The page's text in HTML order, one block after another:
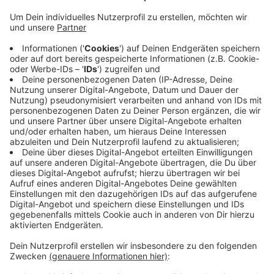
Anzeige
Grund für die Auszeichnung ist nach Meinung des
Inhabers unter anderem das enge Verhältnis zwischen
den Kunden und dem Team. Außerdem glaubt er an
den Erfolg der besonderen Veranstaltungen, die von
der Buchhandlung ausgerichtet werden.
Der „Deutsche Buchhandlungspreis“ ist mit bis zu
25.000 Euro prämiert. Das Geld will der Inhaber zur
Modernisierung seines Geschäftes nutzen. Dabei will
er zum Beispiel den Boden neu machen lassen.
Anzeige